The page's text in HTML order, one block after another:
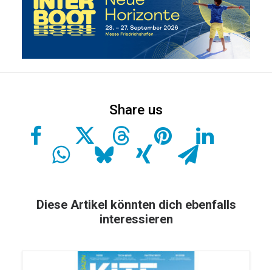
Diese Artikel könnten dich ebenfalls
interessieren